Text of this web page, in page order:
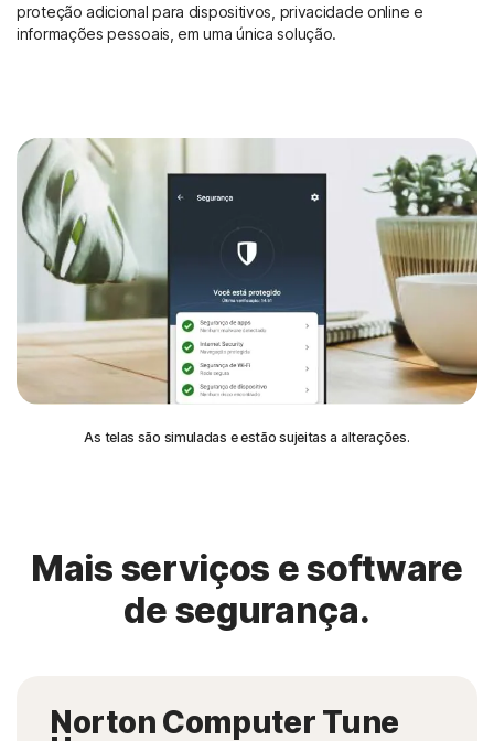
As telas são simuladas e estão sujeitas a alterações.
proteção adicional para dispositivos, privacidade online e
informações pessoais, em uma única solução.
Mais serviços e software
de segurança.
Norton Computer Tune